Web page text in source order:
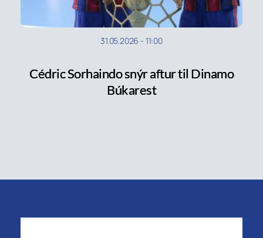
31.05.2026 - 11:00
Cédric Sorhaindo snýr aftur til Dinamo
Búkarest